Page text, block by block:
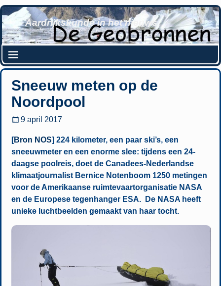
Aardrijkskunde in het nieuws
Sneeuw meten op de
Noordpool
9 april 2017
[Bron NOS] 224 kilometer, een paar ski’s, een
sneeuwmeter en een enorme slee: tijdens een 24-
daagse poolreis, doet de Canadees-Nederlandse
klimaatjournalist Bernice Notenboom 1250 metingen
voor de Amerikaanse ruimtevaartorganisatie NASA
en de Europese tegenhanger ESA. De NASA heeft
unieke luchtbeelden gemaakt van haar tocht.